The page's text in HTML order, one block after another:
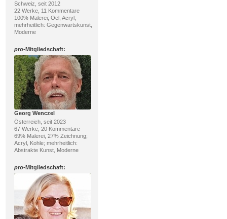
Schweiz, seit 2012
22 Werke, 11 Kommentare
100% Malerei; Oel, Acryl;
mehrheitlich: Gegenwartskunst,
Moderne
pro-Mitgliedschaft:
Georg Wenczel
Österreich, seit 2023
67 Werke, 20 Kommentare
69% Malerei, 27% Zeichnung;
Acryl, Kohle; mehrheitlich:
Abstrakte Kunst, Moderne
pro-Mitgliedschaft: